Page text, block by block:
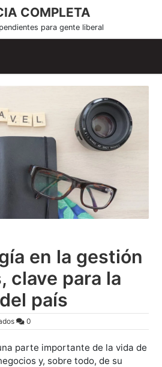
COMPLETA
para gente liberal
en la gestión
clave para la
país
0
parte importante de la vida de
y, sobre todo, de su